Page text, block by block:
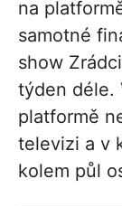
na
samotné
show
týden déle.
platformě
televizi a v
kolem půl